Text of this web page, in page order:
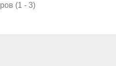
(1 - 3)